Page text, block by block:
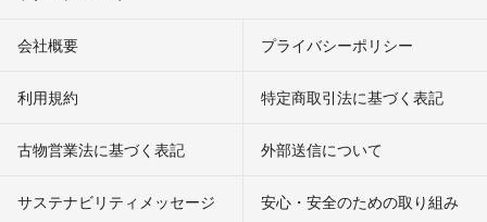
会社概要 プライバシーポリシー
利用規約 特定商取引法に基づく表記
古物営業法に基づく表記 外部送信について
サステナビリティメッセージ 安心・安全のための取り組み